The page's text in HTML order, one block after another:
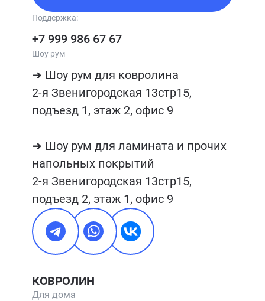
Поддержка:
+7 999 986 67 67
Шоу рум
➜ Шоу рум для ковролина
2-я Звенигородская 13стр15,
подъезд 1, этаж 2, офис 9
➜ Шоу рум для ламината и прочих
напольных покрытий
2-я Звенигородская 13стр15,
подъезд 2, этаж 1, офис 9
КОВРОЛИН
Для дома